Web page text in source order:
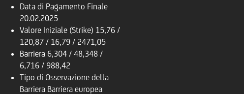
Data di Pagamento Finale
20.02.2025
Valore Iniziale (Strike) 15,76 /
120,87 / 16,79 / 2471,05
Barriera 6,304 / 48,348 /
6,716 / 988,42
Tipo di Osservazione della
Barriera Barriera europea